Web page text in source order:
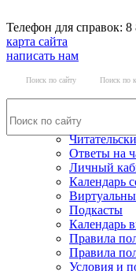
Телефон для справок:
карта сайта
написать нам
Поиск по сайту Поиск по
Ответы на
Личный
Календарь
Подкасты
Календарь
Правила
Правила
Условия и